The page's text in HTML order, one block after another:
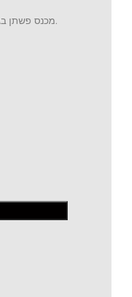
מכנס פשתן בגזרה מתרחבת. גומי במותן האחורי.